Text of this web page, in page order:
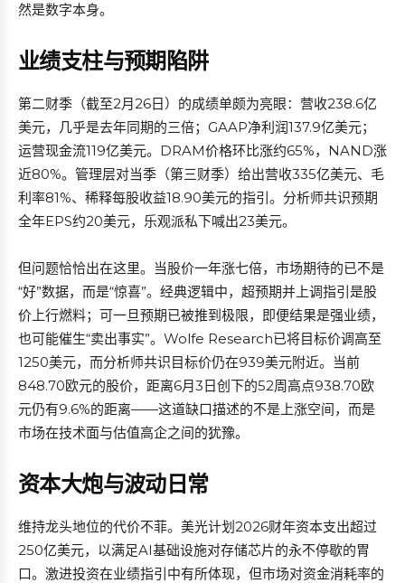
然是数字本身。
业绩支柱与预期陷阱
第二财季（截至2月26日）的成绩单颇为亮眼：营收238.6亿
美元，几乎是去年同期的三倍；GAAP净利润137.9亿美元；
运营现金流119亿美元。DRAM价格环比涨约65%，NAND涨
近80%。管理层对当季（第三财季）给出营收335亿美元、毛
利率81%、稀释每股收益18.90美元的指引。分析师共识预期
全年EPS约20美元，乐观派私下喊出23美元。
但问题恰恰出在这里。当股价一年涨七倍，市场期待的已不是
“好”数据，而是“惊喜”。经典逻辑中，超预期并上调指引是股
价上行燃料；可一旦预期已被推到极限，即便结果是强业绩，
也可能催生“卖出事实”。Wolfe Research已将目标价调高至
1250美元，而分析师共识目标价仍在939美元附近。当前
848.70欧元的股价，距离6月3日创下的52周高点938.70欧
元仍有9.6%的距离——这道缺口描述的不是上涨空间，而是
市场在技术面与估值高企之间的犹豫。
资本大炮与波动日常
维持龙头地位的代价不菲。美光计划2026财年资本支出超过
250亿美元，以满足AI基础设施对存储芯片的永不停歇的胃
口。激进投资在业绩指引中有所体现，但市场对资金消耗率的